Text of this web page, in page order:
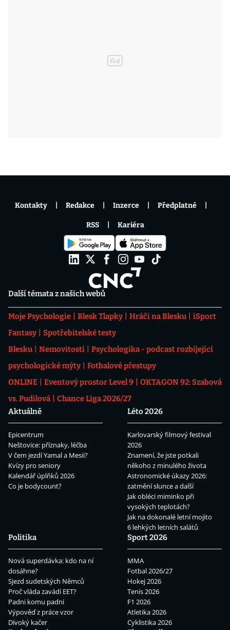
Další témata z našich webů
Moje Psychologie Blesk Tlapky Hráči na Blesku
iSport
Fantasy
Spotřebitelské testy
Blesku
Nemovitosti
Psychologika - podcast rozbíjející
psychologické mýty
Fotbalové přestupy
ONLINE
Eventový prostor Level 9
OKTAGON 92: Szabová
vs. Pudilová
Chance Liga 2026/27
Aktuálně
Epicentrum
Neštovice: příznaky, léčba
V čem jezdí Yamal a Mesii?
Kvízy pro seniory
Kalendář úplňků 2026
Co je bodycount?
Léto 2026
Karlovarský filmový festival
2026
Znamení, že jste potkali
někoho z minulého života
Astronomické úkazy 2026:
zatmění slunce a další
Jak obléci miminko při
vysokých teplotách?
Jak na dokonalé letní mojito
6 lehkých letních salátů
Politika
Nová superdávka: kdo na ní
dosáhne?
Sjezd sudetských Němců
Proč vláda zavádí EET?
Padni komu padni
Výpověď z práce vzor
Divoký kačer
Sport 2026
MMA
Fotbal 2026/27
Hokej 2026
Tenis 2026
F1 2026
Atletika 2026
Cyklistika 2026
Kontakty Redakce Inzerce Předplatné
RSS Kariéra